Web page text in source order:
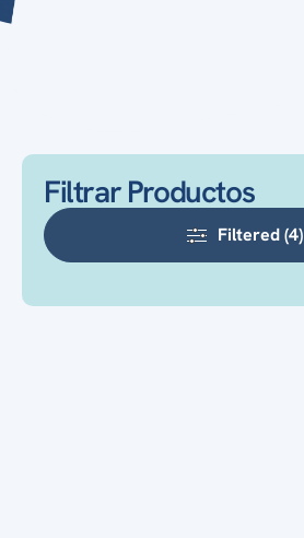
Filtrar Productos
Filtered (4)